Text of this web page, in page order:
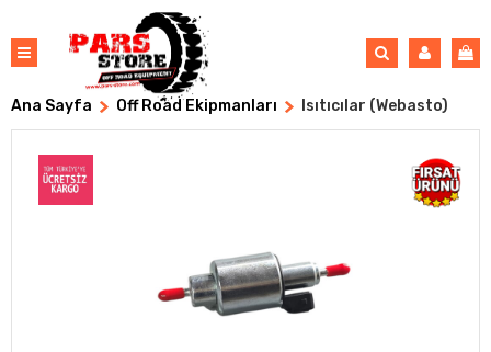
Ana Sayfa Off Road Ekipmanları Isıtıcılar (Webasto)